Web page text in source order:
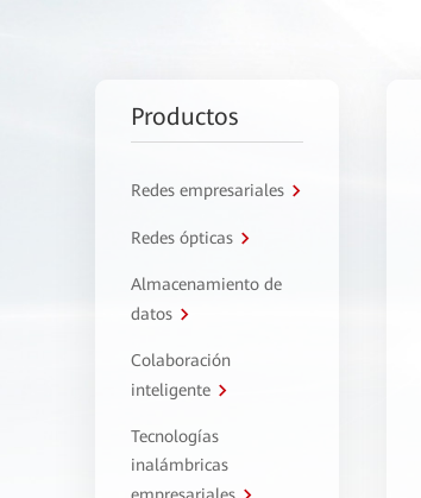
Productos
Redes empresariales
Redes ópticas
Almacenamiento de
datos
Colaboración
inteligente
Tecnologías
inalámbricas